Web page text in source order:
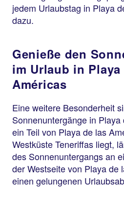
jedem Urlaubstag in Playa
dazu.
Genieße den
im Urlaub in Playa
Américas
Eine weitere Besonderheit
Sonnenuntergänge in
ein Teil von Playa de las
Westküste Teneriffas liegt,
des Sonnenuntergangs an
der Westseite von Playa de
einen gelungenen